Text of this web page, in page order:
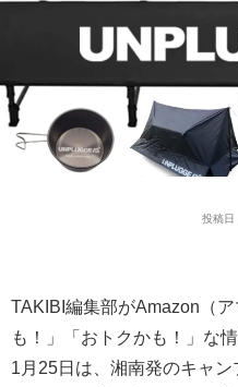
投稿日
TAKIBI編集部がAmazon（
も！」「おトクかも！」な
1月25日は、湘南発のキャ